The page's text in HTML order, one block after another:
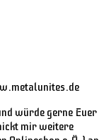
würde gerne Euer
mir weitere